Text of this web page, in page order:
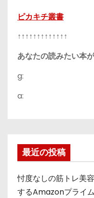
ピカキチ叢書
↑↑↑↑↑↑↑↑↑↑↑↑↑
あなたの読みたい本
g:
a:
最近の投稿
忖度なしの筋トレ美
するAmazonプライ